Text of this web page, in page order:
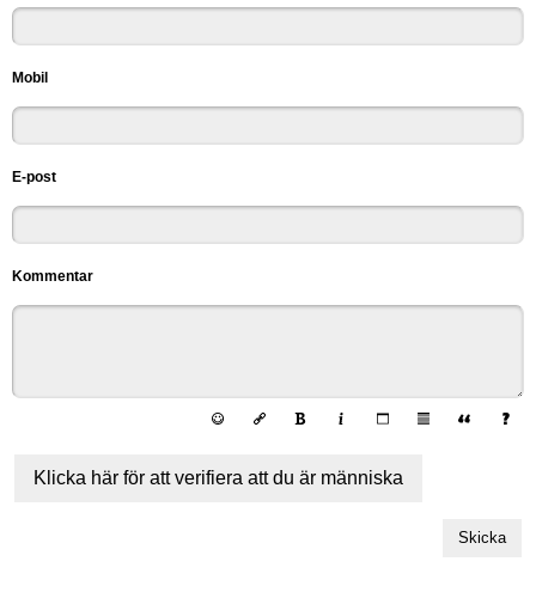
Mobil
E-post
Kommentar
Klicka här för att verifiera att du är människa